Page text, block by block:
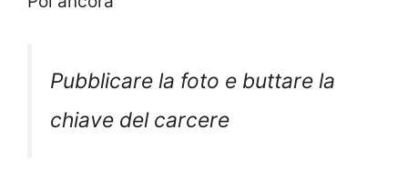
Pubblicare la foto e buttare la
chiave del carcere